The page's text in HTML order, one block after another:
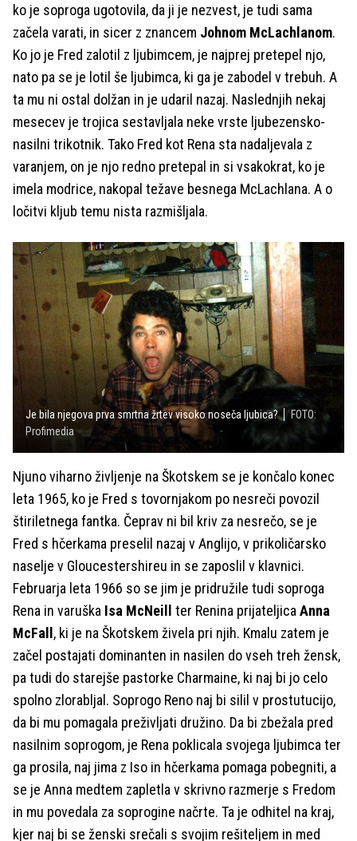
ko je soproga ugotovila, da ji je nezvest, je tudi sama
začela varati, in sicer z znancem Johnom McLachlanom.
Ko jo je Fred zalotil z ljubimcem, je najprej pretepel njo,
nato pa se je lotil še ljubimca, ki ga je zabodel v trebuh. A
ta mu ni ostal dolžan in je udaril nazaj. Naslednjih nekaj
mesecev je trojica sestavljala neke vrste ljubezensko-
nasilni trikotnik. Tako Fred kot Rena sta nadaljevala z
varanjem, on je njo redno pretepal in si vsakokrat, ko je
imela modrice, nakopal težave besnega McLachlana. A o
ločitvi kljub temu nista razmišljala.
Je bila njegova prva smrtna žrtev visoko noseča ljubica?
FOTO:
Profimedia
Njuno viharno življenje na Škotskem se je končalo konec
leta 1965, ko je Fred s tovornjakom po nesreči povozil
štiriletnega fantka. Čeprav ni bil kriv za nesrečo, se je
Fred s hčerkama preselil nazaj v Anglijo, v prikoličarsko
naselje v Gloucestershireu in se zaposlil v klavnici.
Februarja leta 1966 so se jim je pridružile tudi soproga
Rena in varuška Isa McNeill ter Renina prijateljica Anna
McFall , ki je na Škotskem živela pri njih. Kmalu zatem je
začel postajati dominanten in nasilen do vseh treh žensk,
pa tudi do starejše pastorke Charmaine, ki naj bi jo celo
spolno zlorabljal. Soprogo Reno naj bi silil v prostutucijo,
da bi mu pomagala preživljati družino. Da bi zbežala pred
nasilnim soprogom, je Rena poklicala svojega ljubimca ter
ga prosila, naj jima z Iso in hčerkama pomaga pobegniti, a
se je Anna medtem zapletla v skrivno razmerje s Fredom
in mu povedala za soprogine načrte. Ta je odhitel na kraj,
kjer naj bi se ženski srečali s svojim rešiteljem in med